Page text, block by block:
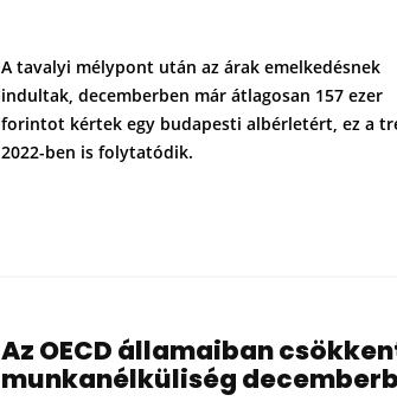
A tavalyi mélypont után az árak emelkedésnek
indultak, decemberben már átlagosan 157 ezer
forintot kértek egy budapesti albérletért, ez a
2022-ben is folytatódik.
Az OECD államaiban
munkanélküliség